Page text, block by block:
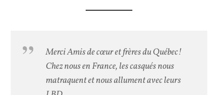
Merci Amis de cœur et frères du Québec!
Chez nous en France, les casqués nous
matraquent et nous allument avec leurs